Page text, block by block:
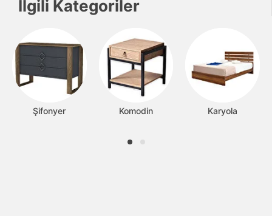
İlgili Kategoriler
Şifonyer Komodin Karyola